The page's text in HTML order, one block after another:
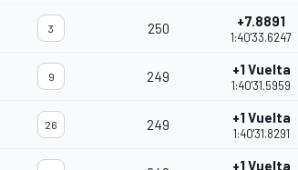
3 250 +7.8891
1:40'33.6247
9 249 +1 Vuelta
1:40'31.5959
26 249 +1 Vuelta
1:40'31.8291
+1 Vuelta